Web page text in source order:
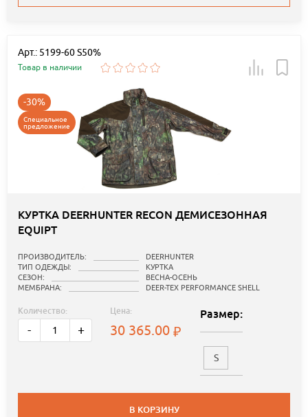
Арт.: 5199-60 S50%
Товар в наличии
-30%
Специальное
предложение
КУРТКА DEERHUNTER RECON ДЕМИСЕЗОННАЯ
EQUIPT
ПРОИЗВОДИТЕЛЬ:
DEERHUNTER
ТИП ОДЕЖДЫ:
КУРТКА
СЕЗОН:
ВЕСНА-ОСЕНЬ
МЕМБРАНА:
DEER-TEX PERFORMANCE SHELL
Количество:
- +
Цена:
30 365.00
Размер:
S
В КОРЗИНУ